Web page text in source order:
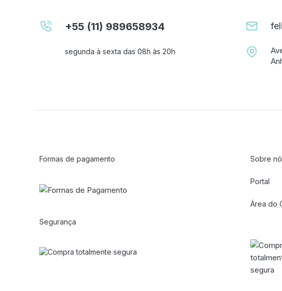
+55 (11) 989658934
segunda à sexta das 08h às 20h
Formas de pagamento
Segurança
Sobre
Portal
Área do